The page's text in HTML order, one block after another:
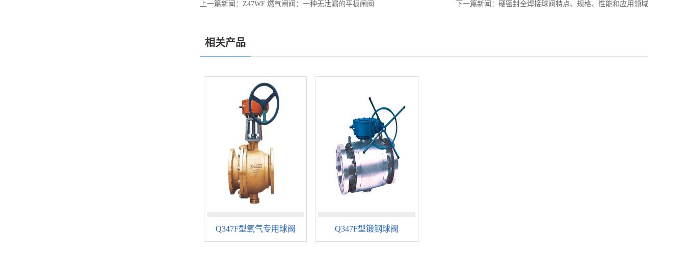
上一篇新闻： Z47WF 燃气闸阀：一种无泄漏的平板闸阀 下一篇新闻： 硬密封全焊接球阀特点、规格、性能和应用领域
相关产品
Q347F型氧气专用球阀 Q347F型锻钢球阀